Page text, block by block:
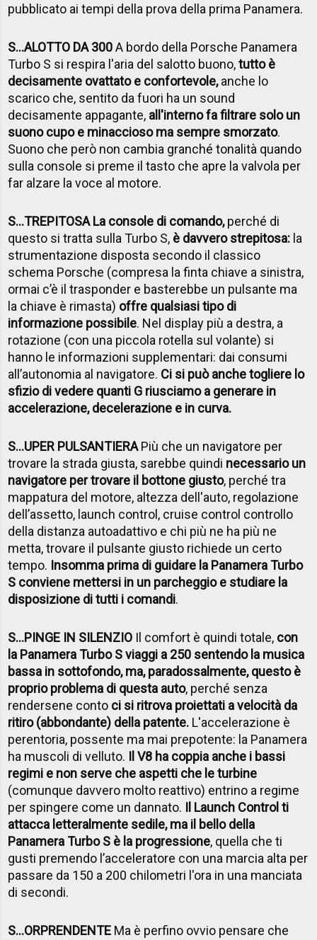
pubblicato ai tempi della prova della prima Panamera.
S...ALOTTO DA 300A bordo della Porsche Panamera
Turbo S si respira l'aria del salotto buono,tutto è
decisamente ovattato e confortevole,anche lo
scarico che, sentito da fuori ha un sound
decisamente appagante, all'interno fa filtrare solo un
suono cupo e minaccioso ma sempre smorzato.
Suono che però non cambia granché tonalità quando
sulla console si preme il tasto che apre la valvola per
far alzare la voce al motore.
S...TREPITOSA La console di comando,perché di
questo si tratta sulla Turbo S, è davvero strepitosa: la
strumentazione disposta secondo il classico
schema Porsche (compresa la finta chiave a sinistra,
ormai c’è il trasponder e basterebbe un pulsante ma
la chiave è rimasta) offre qualsiasi tipo di
informazione possibile. Nel display più a destra, a
rotazione (con una piccola rotella sul volante) si
hanno le informazioni supplementari: dai consumi
all’autonomia al navigatore. Ci si può anche togliere lo
sfizio di vedere quanti G riusciamo a generare in
accelerazione, decelerazione e in curva.
S...UPER PULSANTIERAPiù che un navigatore per
trovare la strada giusta, sarebbe quindi necessario un
navigatore per trovare il bottone giusto, perché tra
mappatura del motore, altezza dell'auto, regolazione
dell’assetto, launch control, cruise control controllo
della distanza autoadattivo e chi più ne ha più ne
metta, trovare il pulsante giusto richiede un certo
tempo. Insomma prima di guidare la Panamera Turbo
S conviene mettersi in un parcheggio e studiare la
disposizione di tutti i comandi.
S...PINGE IN SILENZIO Il comfort è quindi totale, con
la Panamera Turbo S viaggi a 250 sentendo la musica
bassa in sottofondo, ma, paradossalmente, questo è
proprio problema di questa auto, perché senza
rendersene conto ci si ritrova proiettati a velocità da
ritiro (abbondante) della patente. L'accelerazione è
perentoria, possente ma mai prepotente: la Panamera
ha muscoli di velluto. Il V8 ha coppia anche i bassi
regimi e non serve che aspetti che le turbine
(comunque davvero molto reattivo) entrino a regime
per spingere come un dannato. Il Launch Control ti
attacca letteralmente sedile, ma il bello della
Panamera Turbo S è la progressione, quella che ti
gusti premendo l’acceleratore con una marcia alta per
passare da 150 a 200 chilometri l'ora in una manciata
di secondi.
S...ORPRENDENTE Ma è perfino ovvio pensare che